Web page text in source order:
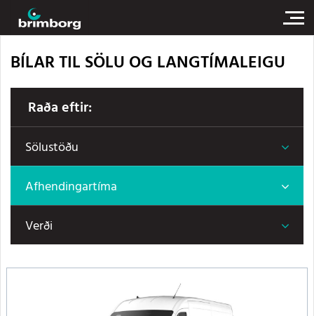
BÍLAR TIL SÖLU OG LANGTÍMALEIGU
Raða eftir:
Sölustöðu
Afhendingartíma
Verði